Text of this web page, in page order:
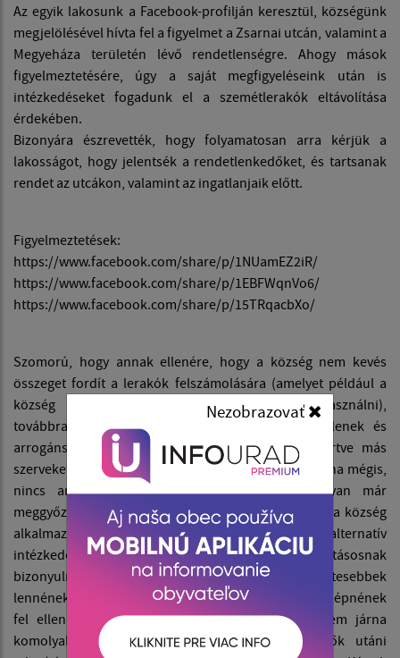
Nezobrazovať
Az egyik lakosunk a Facebook-profilján keresztül, községünk
megjelölésével hívta fel a figyelmet a Zsarnai utcán, valamint a
Megyeháza területén lévő rendetlenségre. Ahogy mások
figyelmeztetésére, úgy a saját megfigyeléseink után is
intézkedéseket fogadunk el a szemétlerakók eltávolítása
érdekében.
Bizonyára észrevették, hogy folyamatosan arra kérjük a
lakosságot, hogy jelentsék a rendetlenkedőket, és tartsanak
rendet az utcákon, valamint az ingatlanjaik előtt.
Figyelmeztetések:
https://www.facebook.com/share/p/1NUamEZ2iR/
https://www.facebook.com/share/p/1EBFWqnVo6/
https://www.facebook.com/share/p/15TRqacbXo/
Szomorú, hogy annak ellenére, hogy a község nem kevés
összeget fordít a lerakók felszámolására (amelyet például a
község gyorsabb fejlődésére is fel lehetne használni),
továbbra is akadnak olyan lakosok, akik rendetlenek és
arrogánsak. Ennek oka, hogy a község, de ideértve más
szerveket is, nem szabhatnak ki rájuk bírságot, vagy ha mégis,
nincs anyagi lehetőségük azt rendezni. Néhányan már
meggyőződhettek arról, hogy ez nem így van, mivel a község
alkalmaz és a jövőben is alkalmazni fog alternatív
intézkedéseket, melyeket most nem taglalunk, de hatásosnak
bizonyulnak. Ha a felelősségteljes lakosok következetesebbek
lennének a szabálysértőkkel szemben, és közösen lépnének
fel ellenük, községünk tisztább lehetne, illetve nem járna
komolyabb anyagi ráfordítással a rendetlenkedők utáni